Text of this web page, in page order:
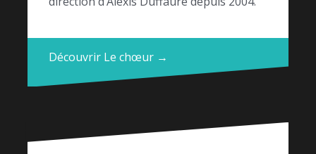
Découvrir Le chœur →